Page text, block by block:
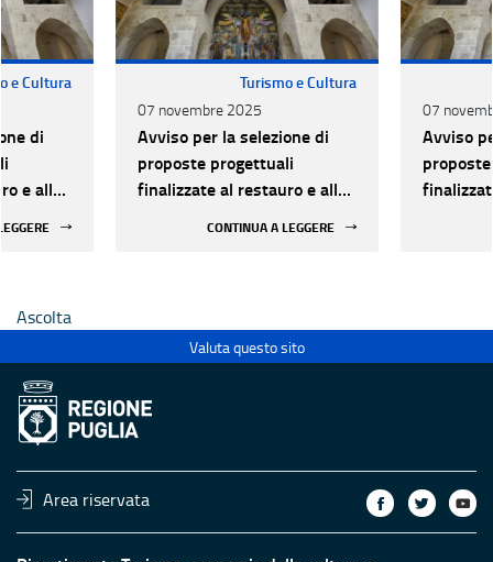
e Cultura
di
e alla
Turismo e Cultura
07 novembre 2025
Avviso per la selezione di
proposte progettuali
finalizzate al restauro e alla
CONTINUA A LEGGERE
07
Avviso
Ascolta
Valuta questo sito
Area riservata